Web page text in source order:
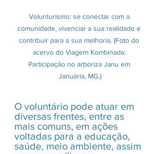
Volunturismo: se conectar com a
comunidade, vivenciar a sua realidade e
contribuir para a sua melhoria. (Foto do
acervo do Viagem Kombinada:
Participação no arboriza Janu em
Januária, MG.)
O voluntário pode atuar em
diversas frentes, entre as
mais comuns, em ações
voltadas para a educação,
saúde, meio ambiente, assim